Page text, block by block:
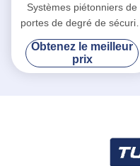
Systèmes piétonniers de
portes de degré de sécurité
de tourniquet d'Access pour
des immeubles de bureaux
Obtenez le meilleur
prix